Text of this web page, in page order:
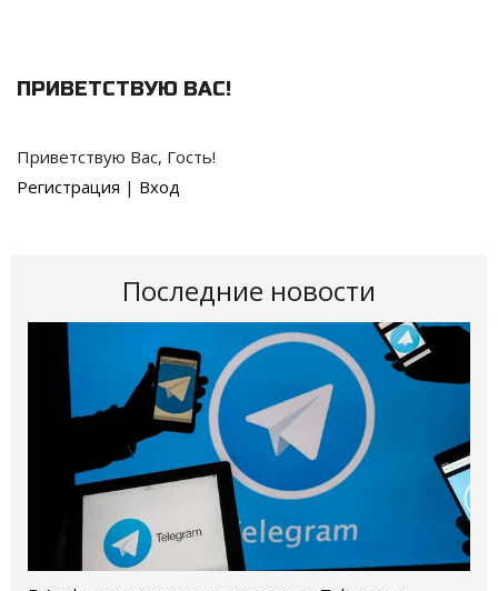
ПРИВЕТСТВУЮ ВАС!
Приветствую Вас, Гость!
Регистрация | Вход
Последние новости